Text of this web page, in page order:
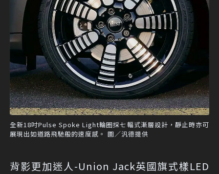
全新18吋Pulse Spoke Light輪圈採七輻式漸層設計，靜止時亦可
展現出如道路飛馳般的速度感。 圖／汎德提供
背影更加迷人-Union Jack英國旗式樣LED